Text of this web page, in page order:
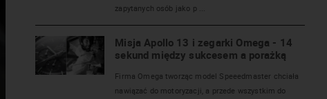
zapytanych osób jako p ...
Misja Apollo 13 i zegarki Omega - 14
sekund między sukcesem a porażką
Firma Omega tworząc model Speeedmaster chciała
nawiązać do motoryzacji, a przede wszystkim do